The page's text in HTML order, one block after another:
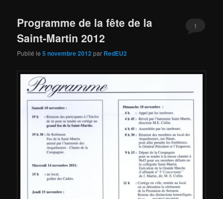
Programme de la fête de la
Saint-Martin 2012
Publié le5 novembre 2012par RedEU2
1